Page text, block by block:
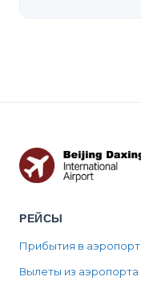
РЕЙСЫ
Прибытия в аэропорт
Вылеты из аэропорта